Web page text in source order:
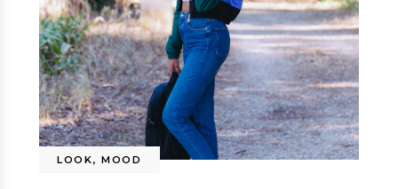
LOOK, MOOD